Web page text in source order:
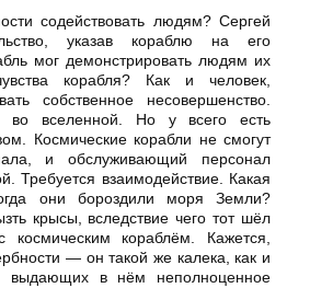
содействовать людям? Сергей
указав кораблю на его
мог демонстрировать людям их
корабля? Как и человек,
собственное несовершенство.
во вселенной. Но у всего есть
Космические корабли не смогут
и обслуживающий персонал
Требуется взаимодействие. Какая
они бороздили моря Земли?
крысы, вследствие чего тот шёл
кораблём. Кажется,
— он такой же калека, как и
выдающих в нём неполноценное